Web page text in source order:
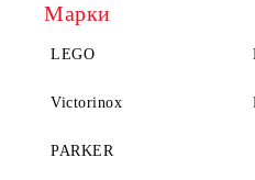
Марки
LEGO
Victorinox
PARKER